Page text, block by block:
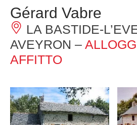
Gérard Vabre
LA BASTIDE-
AVEYRON –
AFFITTO